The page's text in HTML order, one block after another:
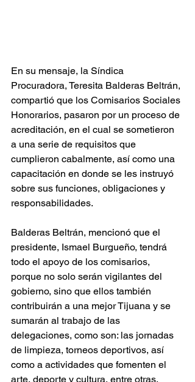
En su mensaje, la Síndica
Procuradora, Teresita Balderas Beltrán,
compartió que los Comisarios Sociales
Honorarios, pasaron por un proceso de
acreditación, en el cual se sometieron
a una serie de requisitos que
cumplieron cabalmente, así como una
capacitación en donde se les instruyó
sobre sus funciones, obligaciones y
responsabilidades.
Balderas Beltrán, mencionó que el
presidente, Ismael Burgueño, tendrá
todo el apoyo de los comisarios,
porque no solo serán vigilantes del
gobierno, sino que ellos también
contribuirán a una mejor Tijuana y se
sumarán al trabajo de las
delegaciones, como son: las jornadas
de limpieza, torneos deportivos, así
como a actividades que fomenten el
arte, deporte y cultura, entre otras.